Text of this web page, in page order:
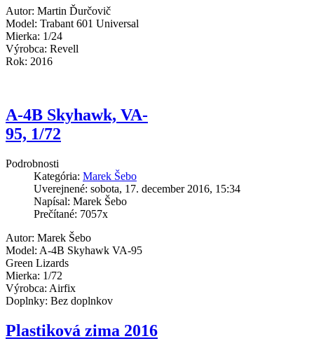
Autor: Martin Ďurčovič
Model: Trabant 601 Universal
Mierka: 1/24
Výrobca: Revell
Rok: 2016
A-4B Skyhawk, VA-
95, 1/72
Podrobnosti
Kategória: Marek Šebo
Uverejnené: sobota, 17. december 2016, 15:34
Napísal: Marek Šebo
Prečítané: 7057x
Autor: Marek Šebo
Model: A-4B Skyhawk VA-95
Green Lizards
Mierka: 1/72
Výrobca: Airfix
Doplnky: Bez doplnkov
Plastiková zima 2016